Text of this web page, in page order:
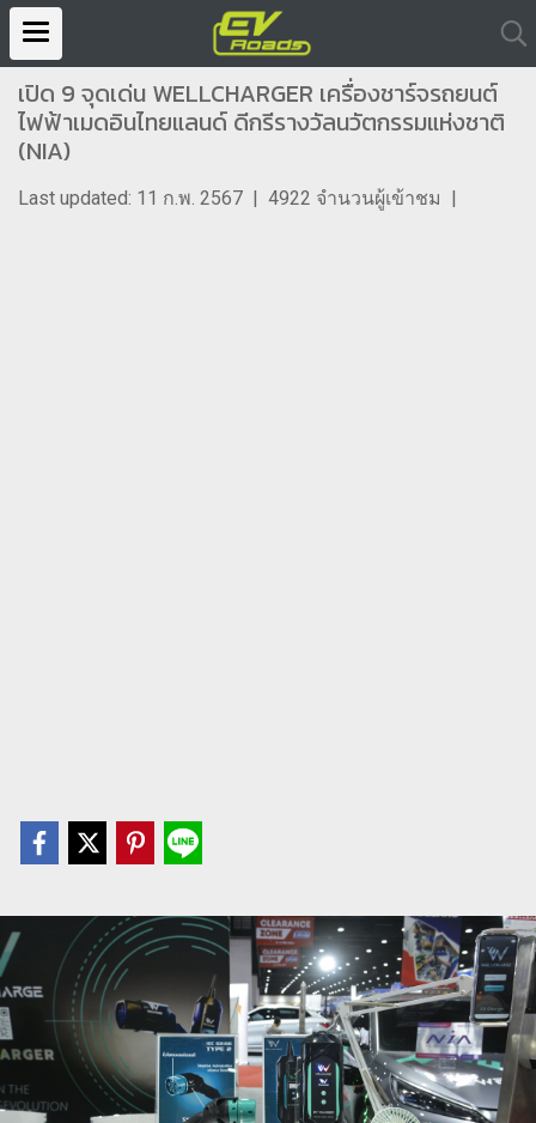
เปิด 9 จุดเด่น WELLCHARGER เครื่องชาร์จรถยนต์
ไฟฟ้าเมดอินไทยแลนด์ ดีกรีรางวัลนวัตกรรมแห่งชาติ
(NIA)
Last updated: 11 ก.พ. 2567 | 4922 จำนวนผู้เข้าชม |